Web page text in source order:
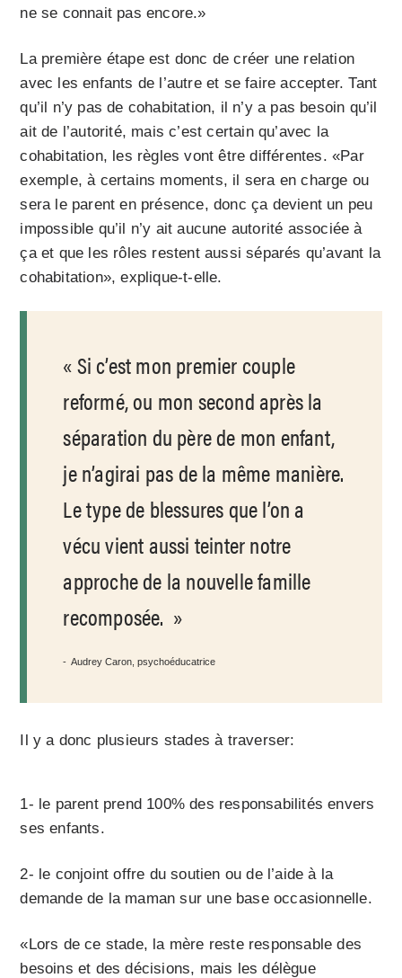
ne se connait pas encore.»
La première étape est donc de créer une relation
avec les enfants de l’autre et se faire accepter. Tant
qu’il n’y pas de cohabitation, il n’y a pas besoin qu’il
ait de l’autorité, mais c’est certain qu’avec la
cohabitation, les règles vont être différentes. «Par
exemple, à certains moments, il sera en charge ou
sera le parent en présence, donc ça devient un peu
impossible qu’il n’y ait aucune autorité associée à
ça et que les rôles restent aussi séparés qu’avant la
cohabitation», explique-t-elle.
Si c’est mon premier couple
reformé, ou mon second après la
séparation du père de mon enfant,
je n’agirai pas de la même manière.
Le type de blessures que l’on a
vécu vient aussi teinter notre
approche de la nouvelle famille
recomposée.
Audrey Caron, psychoéducatrice
Il y a donc plusieurs stades à traverser:
1- le parent prend 100% des responsabilités envers
ses enfants.
2- le conjoint offre du soutien ou de l’aide à la
demande de la maman sur une base occasionnelle.
«Lors de ce stade, la mère reste responsable des
besoins et des décisions, mais les délègue